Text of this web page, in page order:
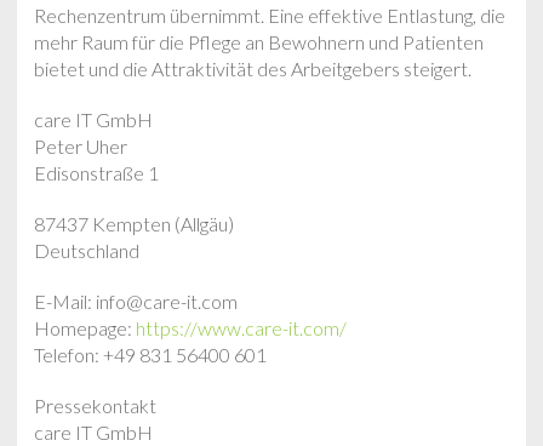
Rechenzentrum übernimmt. Eine effektive Entlastung, die
mehr Raum für die Pflege an Bewohnern und Patienten
bietet und die Attraktivität des Arbeitgebers steigert.
care IT GmbH
Peter Uher
Edisonstraße 1
87437 Kempten (Allgäu)
Deutschland
E-Mail: info@care-it.com
Homepage: https://www.care-it.com/
Telefon: +49 831 56400 601
Pressekontakt
care IT GmbH